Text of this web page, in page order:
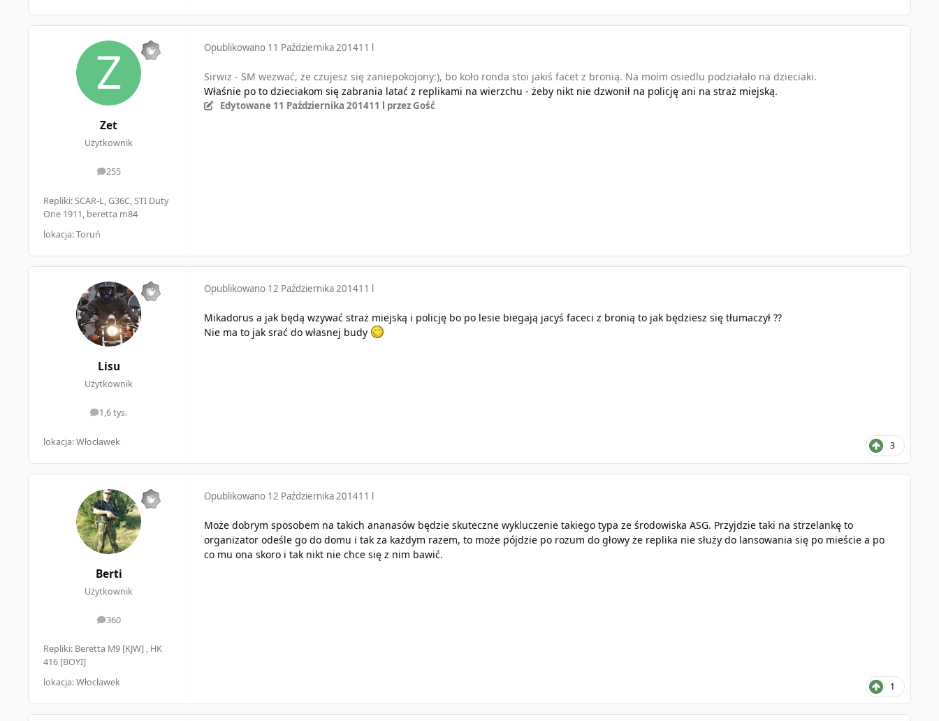
Zet
Użytkownik
255
odpowiedzi
Repliki: SCAR-L, G36C, STI Duty
One 1911, beretta m84
lokacja: Toruń
Opublikowano 11 Października 201411 l
Sirwiz - SM wezwać, że czujesz się zaniepokojony:), bo koło ronda stoi jakiś facet z bronią. Na moim osiedlu podziałało na dzieciaki.
Właśnie po to dzieciakom się zabrania latać z replikami na wierzchu - żeby nikt nie dzwonił na policję ani na straż miejską.
Edytowane 11 Października 201411 l przez Gość
Lisu
Użytkownik
1,6 tys.
odpowiedzi
lokacja: Włocławek
Opublikowano 12 Października 201411 l
Mikadorus a jak będą wzywać straż miejską i policję bo po lesie biegają jacyś faceci z bronią to jak będziesz się tłumaczył ??
Nie ma to jak srać do własnej budy
3
Berti
Użytkownik
360
odpowiedzi
Repliki: Beretta M9 [KJW] , HK
416 [BOYI]
lokacja: Włocławek
Opublikowano 12 Października 201411 l
Może dobrym sposobem na takich ananasów będzie skuteczne wykluczenie takiego typa ze środowiska ASG. Przyjdzie taki na strzelankę to
organizator odeśle go do domu i tak za każdym razem, to może pójdzie po rozum do głowy że replika nie służy do lansowania się po mieście a po
co mu ona skoro i tak nikt nie chce się z nim bawić.
1